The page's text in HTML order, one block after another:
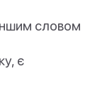
словом
є